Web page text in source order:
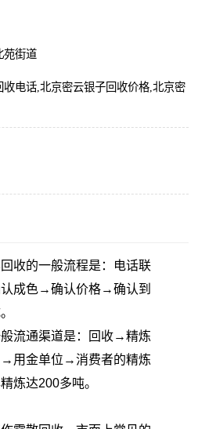
苑街道
收电话,北京密云银子回收价格,北京密
收的一般流程是：电话联
成色→确认价格→确认到
流通渠道是：回收→精炼
用金单位→消费者的精炼
炼达200多吨。